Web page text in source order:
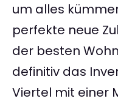
um alles
perfekte neue
der besten
definitiv das
Viertel mit einer